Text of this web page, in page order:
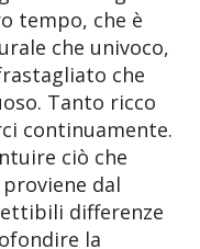
tempo, che è
che univoco,
che
Tanto ricco
continuamente.
ciò che
dal
differenze
la